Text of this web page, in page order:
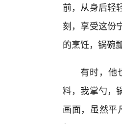
前，从身后轻
刻，享受这份
的烹饪，锅碗
有时，他
料，我掌勺，
画面，虽然平